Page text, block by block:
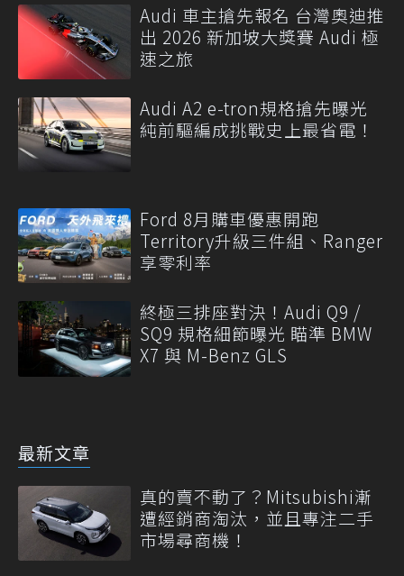
Audi 車主搶先報名 台灣奧迪推
出 2026 新加坡大獎賽 Audi 極
速之旅
Audi A2 e-tron規格搶先曝光
純前驅編成挑戰史上最省電！
Ford 8月購車優惠開跑
Territory升級三件組、Ranger
享零利率
終極三排座對決！Audi Q9 /
SQ9 規格細節曝光 瞄準 BMW
X7 與 M-Benz GLS
最新文章
真的賣不動了？Mitsubishi漸
遭經銷商淘汰，並且專注二手
市場尋商機！